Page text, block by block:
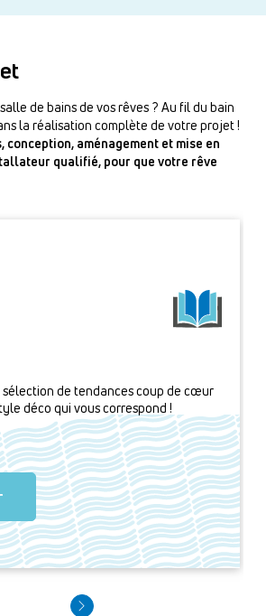
de bains de vos rêves ? Au fil du bain
la réalisation complète de votre projet !
aménagement et mise en
qualifié, pour que votre rêve
de tendances coup de cœur
déco qui vous correspond !